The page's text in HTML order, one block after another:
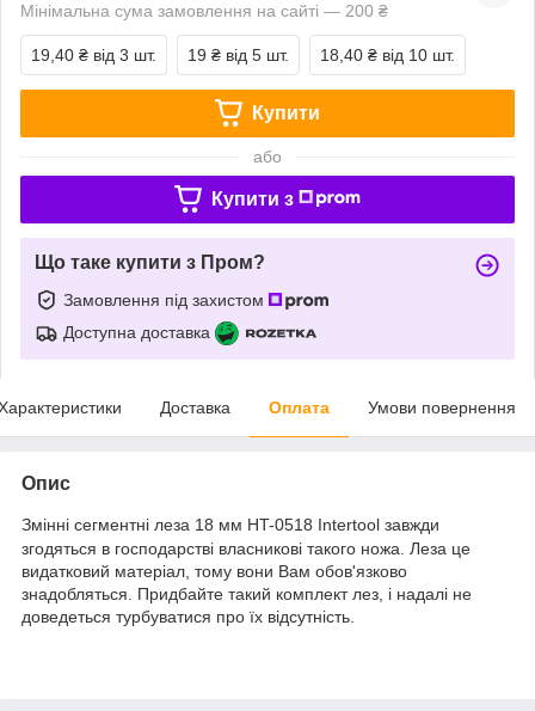
Мінімальна сума замовлення на сайті — 200 ₴
19,40 ₴ від 3 шт. 19 ₴ від 5 шт. 18,40 ₴ від 10 шт.
Купити
або
Купити з
Що таке купити з Пром?
Замовлення під захистом
Доступна доставка
Доставка Оплата Умови повернення
Опис
Змінні сегментні леза 18 мм HT-0518 Intertool завжди
згодяться в господарстві власникові такого ножа. Леза це
видатковий матеріал, тому вони Вам обов'язково
знадобляться. Придбайте такий комплект лез, і надалі не
доведеться турбуватися про їх відсутність.